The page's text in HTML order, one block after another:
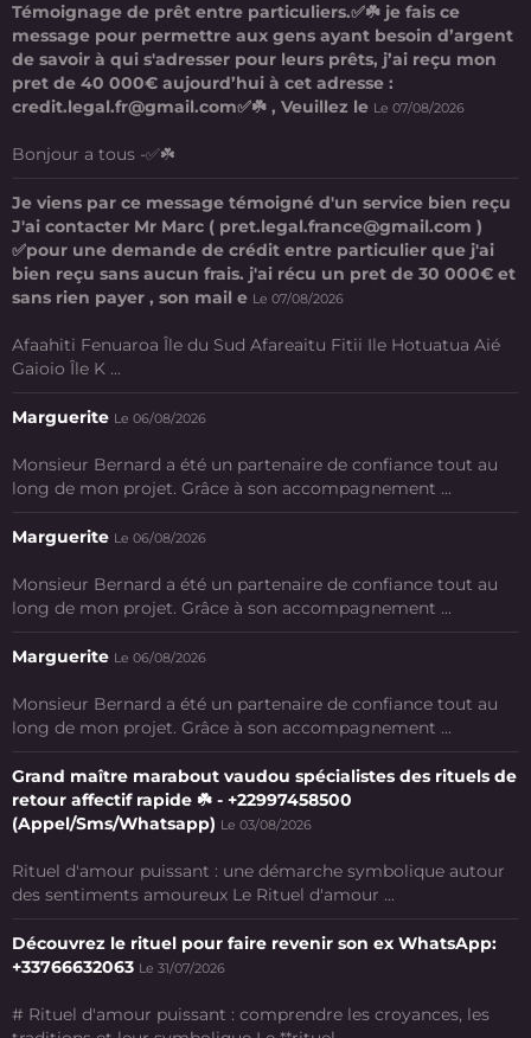
Témoignage de prêt entre particuliers.✅☘️ je fais ce
message pour permettre aux gens ayant besoin d’argent
de savoir à qui s'adresser pour leurs prêts, j’ai reçu mon
pret de 40 000€ aujourd’hui à cet adresse :
credit.legal.fr@gmail.com✅☘️ , Veuillez le Le 07/08/2026
Bonjour a tous -✅☘️
Je viens par ce message témoigné d'un service bien reçu
J'ai contacter Mr Marc ( pret.legal.france@gmail.com )
✅pour une demande de crédit entre particulier que j'ai
bien reçu sans aucun frais. j'ai récu un pret de 30 000€ et
sans rien payer , son mail e Le 07/08/2026
Afaahiti Fenuaroa Île du Sud Afareaitu Fitii Ile Hotuatua Aié
Gaioio Île K ...
Marguerite Le 06/08/2026
Monsieur Bernard a été un partenaire de confiance tout au
long de mon projet. Grâce à son accompagnement ...
Marguerite Le 06/08/2026
Monsieur Bernard a été un partenaire de confiance tout au
long de mon projet. Grâce à son accompagnement ...
Marguerite Le 06/08/2026
Monsieur Bernard a été un partenaire de confiance tout au
long de mon projet. Grâce à son accompagnement ...
Grand maître marabout vaudou spécialistes des rituels de
retour affectif rapide ☘️ - +22997458500
(Appel/Sms/Whatsapp) Le 03/08/2026
Rituel d'amour puissant : une démarche symbolique autour
des sentiments amoureux Le Rituel d'amour ...
Découvrez le rituel pour faire revenir son ex WhatsApp:
+33766632063 Le 31/07/2026
# Rituel d'amour puissant : comprendre les croyances, les